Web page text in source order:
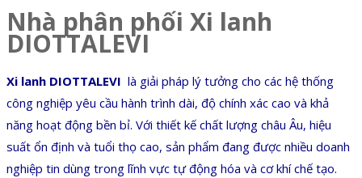
Nhà phân phối Xi lanh
DIOTTALEVI
Xi lanh DIOTTALEVI là giải pháp lý tưởng cho các hệ thống
công nghiệp yêu cầu hành trình dài, độ chính xác cao và khả
năng hoạt động bền bỉ. Với thiết kế chất lượng châu Âu, hiệu
suất ổn định và tuổi thọ cao, sản phẩm đang được nhiều doanh
nghiệp tin dùng trong lĩnh vực tự động hóa và cơ khí chế tạo.